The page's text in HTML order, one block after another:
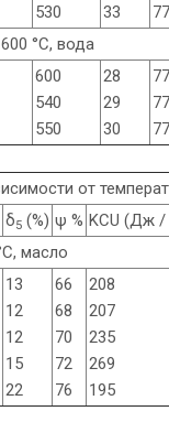
530
33
77
600 °С, вода
600
540
550
28
29
30
77
77
77
от
δ5 (%) ψ % KCU (Дж /
°С, масло
13
12
12
15
22
66
68
70
72
76
208
207
235
269
195